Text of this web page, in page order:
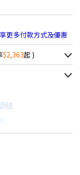
更多付款方式及優惠
$2,363起 )
為主
配合銀行/業者
高回饋25%